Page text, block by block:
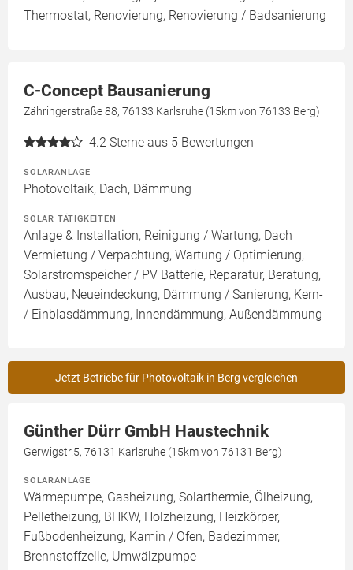
Thermostat, Renovierung, Renovierung / Badsanierung
C-Concept Bausanierung
Zähringerstraße 88, 76133 Karlsruhe (15km von 76133 Berg)
4.2 Sterne aus 5 Bewertungen
SOLARANLAGE
Photovoltaik, Dach, Dämmung
SOLAR TÄTIGKEITEN
Anlage & Installation, Reinigung / Wartung, Dach
Vermietung / Verpachtung, Wartung / Optimierung,
Solarstromspeicher / PV Batterie, Reparatur, Beratung,
Ausbau, Neueindeckung, Dämmung / Sanierung, Kern-
/ Einblasdämmung, Innendämmung, Außendämmung
Jetzt Betriebe für Photovoltaik in Berg vergleichen
Günther Dürr GmbH Haustechnik
Gerwigstr.5, 76131 Karlsruhe (15km von 76131 Berg)
SOLARANLAGE
Wärmepumpe, Gasheizung, Solarthermie, Ölheizung,
Pelletheizung, BHKW, Holzheizung, Heizkörper,
Fußbodenheizung, Kamin / Ofen, Badezimmer,
Brennstoffzelle, Umwälzpumpe